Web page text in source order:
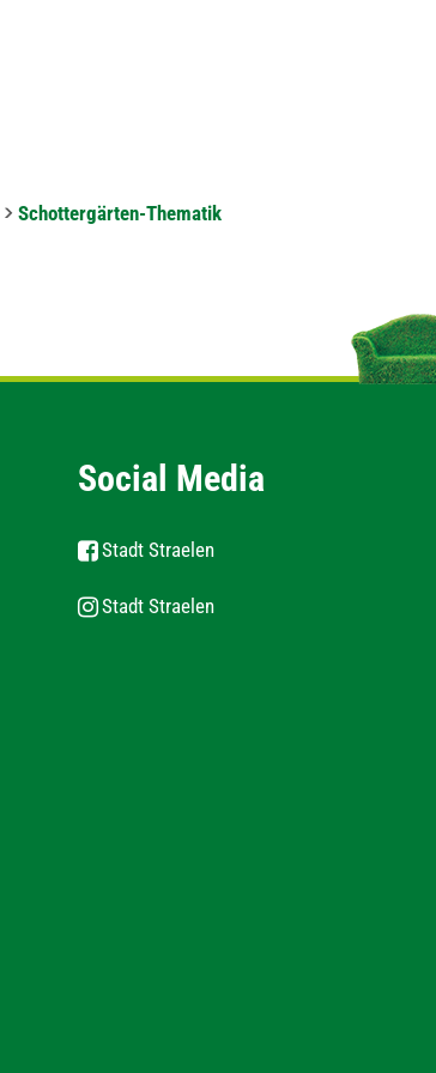
Schottergärten-Thematik
Social Media
Stadt Straelen
Stadt Straelen